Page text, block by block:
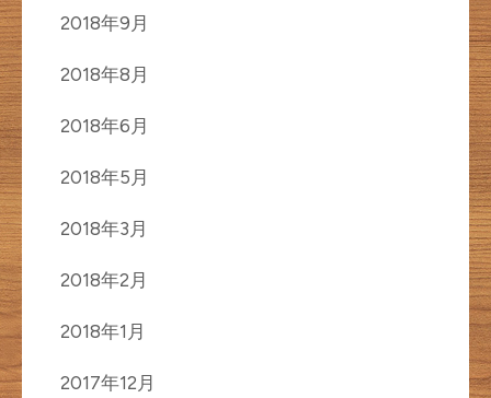
2018年9月
2018年8月
2018年6月
2018年5月
2018年3月
2018年2月
2018年1月
2017年12月